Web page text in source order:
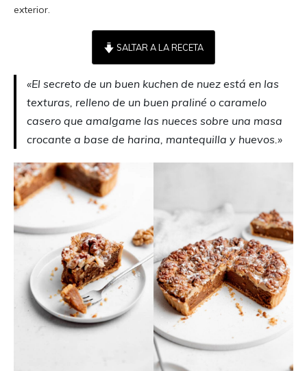
exterior.
SALTAR A LA RECETA
«El secreto de un buen kuchen de nuez está en las
texturas, relleno de un buen praliné o caramelo
casero que amalgame las nueces sobre una masa
crocante a base de harina, mantequilla y huevos.»